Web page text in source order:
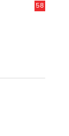
58